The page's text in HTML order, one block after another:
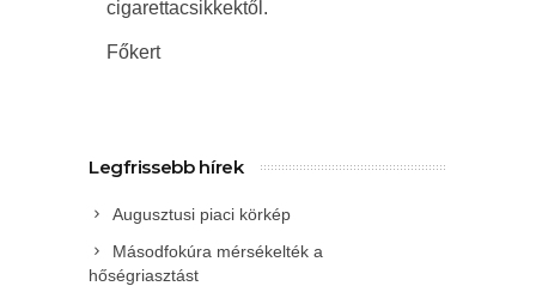
cigarettacsikkektől.
Főkert
Legfrissebb hírek
Augusztusi piaci körkép
Másodfokúra mérsékelték a
hőségriasztást